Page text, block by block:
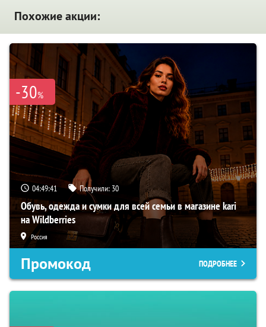
Похожие акции:
-30%
04:49:40 Получили: 30
Обувь, одежда и сумки для всей семьи в магазине kari
на Wildberries
Россия
Промокод ПОДРОБНЕЕ